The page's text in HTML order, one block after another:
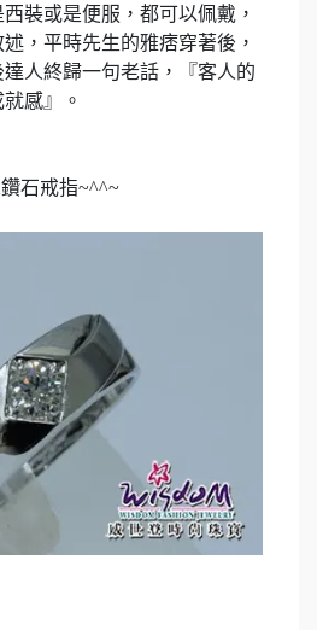
裝或是便服，都可以佩戴，
， 平時先生的雅痞穿著後，
人終歸一句老話，『客人的
感』。
鑽石戒指~^^~